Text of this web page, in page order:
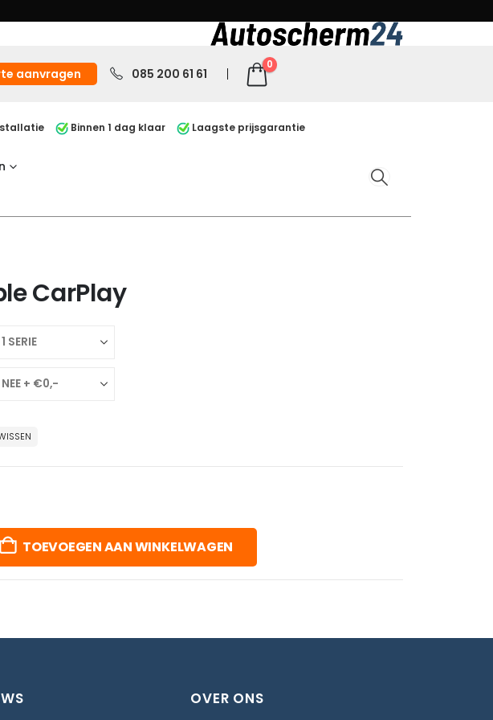
aanvragen 085 200 61 61
0
Binnen 1 dag klaar Laagste prijsgarantie
CarPlay
TOEVOEGEN AAN WINKELWAGEN
OVER ONS